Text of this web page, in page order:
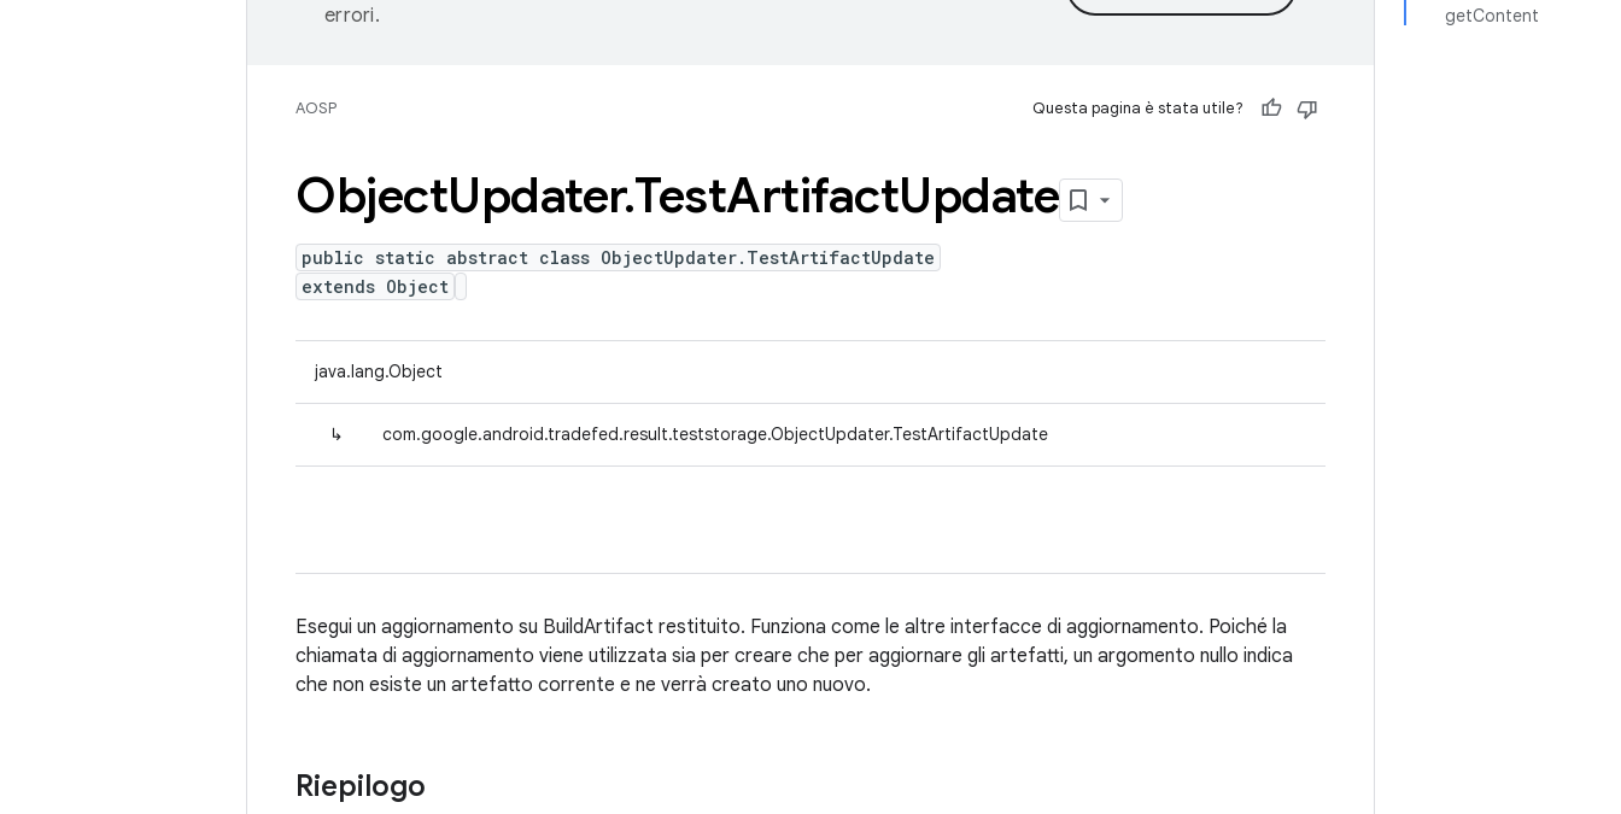
getContent
errori.
AOSP Questa pagina è stata utile?
ObjectUpdater.TestArtifactUpdate
public static abstract class ObjectUpdater.TestArtifactUpdate
extends Object
java.lang.Object
↳ com.google.android.tradefed.result.teststorage.ObjectUpdater.TestArtifactUpdate
Esegui un aggiornamento su BuildArtifact restituito. Funziona come le altre interfacce di aggiornamento. Poiché la
chiamata di aggiornamento viene utilizzata sia per creare che per aggiornare gli artefatti, un argomento nullo indica
che non esiste un artefatto corrente e ne verrà creato uno nuovo.
Riepilogo